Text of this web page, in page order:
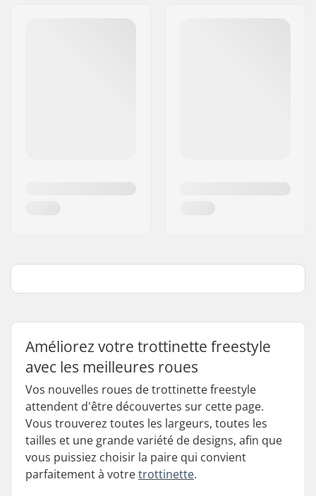
Améliorez votre trottinette freestyle
avec les meilleures roues
Vos nouvelles roues de trottinette freestyle
attendent d'être découvertes sur cette page.
Vous trouverez toutes les largeurs, toutes les
tailles et une grande variété de designs, afin que
vous puissiez choisir la paire qui convient
parfaitement à votretrottinette.